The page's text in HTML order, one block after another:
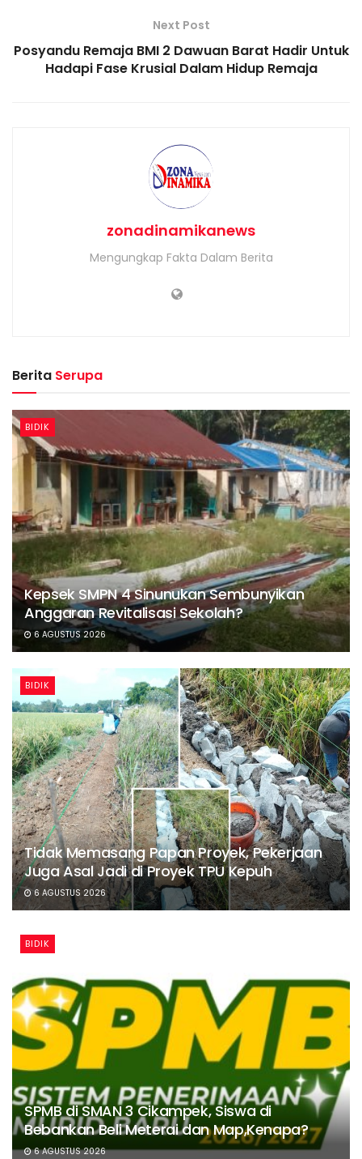
Next Post
Posyandu Remaja BMI 2 Dawuan Barat Hadir Untuk
Hadapi Fase Krusial Dalam Hidup Remaja
zonadinamikanews
Mengungkap Fakta Dalam Berita
Berita Serupa
BIDIK
Kepsek SMPN 4 Sinunukan Sembunyikan
Anggaran Revitalisasi Sekolah?
6 AGUSTUS 2026
BIDIK
Tidak Memasang Papan Proyek, Pekerjaan
Juga Asal Jadi di Proyek TPU Kepuh
6 AGUSTUS 2026
BIDIK
SPMB di SMAN 3 Cikampek, Siswa di
Bebankan Beli Meterai dan Map,Kenapa?
6 AGUSTUS 2026